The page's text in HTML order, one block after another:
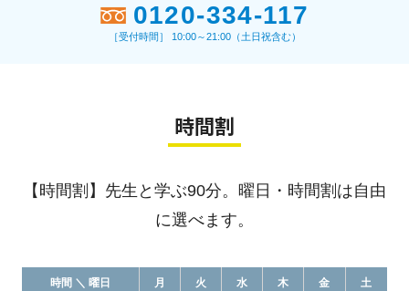
0120-334-117
［受付時間］ 10:00～21:00（土日祝含む）
時間割
【時間割】先生と学ぶ90分。曜日・時間割は自由
に選べます。
時間 ＼ 曜日 月 火 水 木 金 土